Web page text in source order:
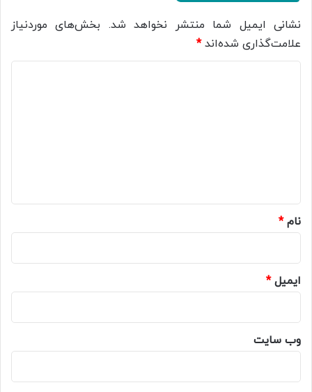
نشانی ایمیل شما منتشر نخواهد شد. بخش‌های موردنیاز
علامت‌گذاری شده‌اند*
نام*
ایمیل*
وب‌ سایت